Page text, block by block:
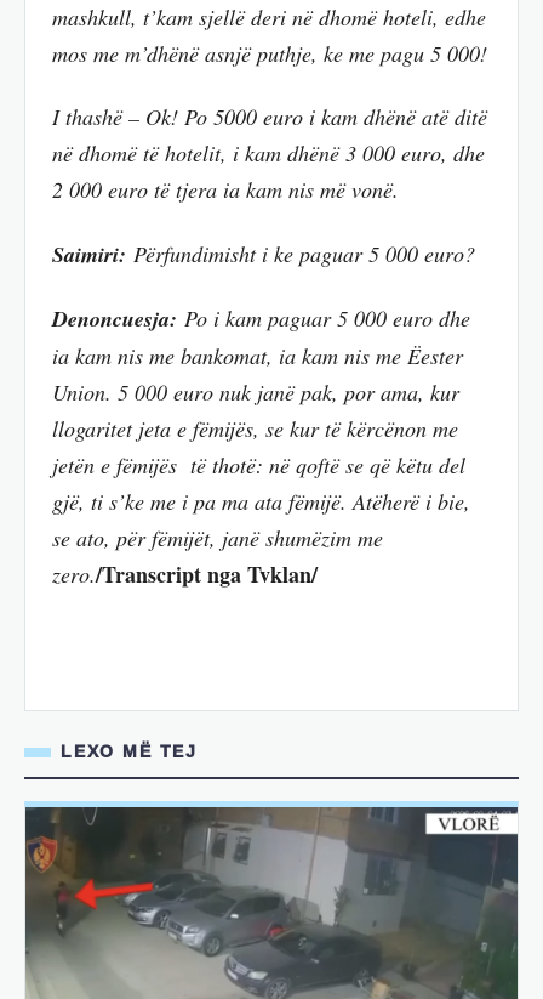
mashkull, t’kam sjellë deri në dhomë hoteli, edhe
mos me m’dhënë asnjë puthje, ke me pagu 5 000!
I thashë – Ok! Po 5000 euro i kam dhënë atë ditë
në dhomë të hotelit, i kam dhënë 3 000 euro, dhe
2 000 euro të tjera ia kam nis më vonë.
Saimiri: Përfundimisht i ke paguar 5 000 euro?
Denoncuesja: Po i kam paguar 5 000 euro dhe
ia kam nis me bankomat, ia kam nis me Ëester
Union. 5 000 euro nuk janë pak, por ama, kur
llogaritet jeta e fëmijës, se kur të kërcënon me
jetën e fëmijës të thotë: në qoftë se që këtu del
gjë, ti s’ke me i pa ma ata fëmijë. Atëherë i bie,
se ato, për fëmijët, janë shumëzim me
zero./Transcript nga Tvklan/
LEXO MË TEJ